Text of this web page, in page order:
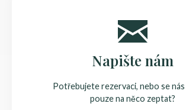
Napište nám
Potřebujete rezervaci, nebo se
pouze na něco zeptat?